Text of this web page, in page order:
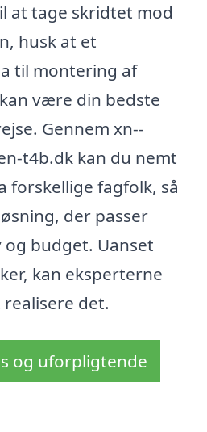
at tage skridtet mod
husk at et
til montering af
være din bedste
Gennem xn--
t4b.dk kan du nemt
forskellige fagfolk, så
der passer
budget. Uanset
kan eksperterne
det.
og uforpligtende